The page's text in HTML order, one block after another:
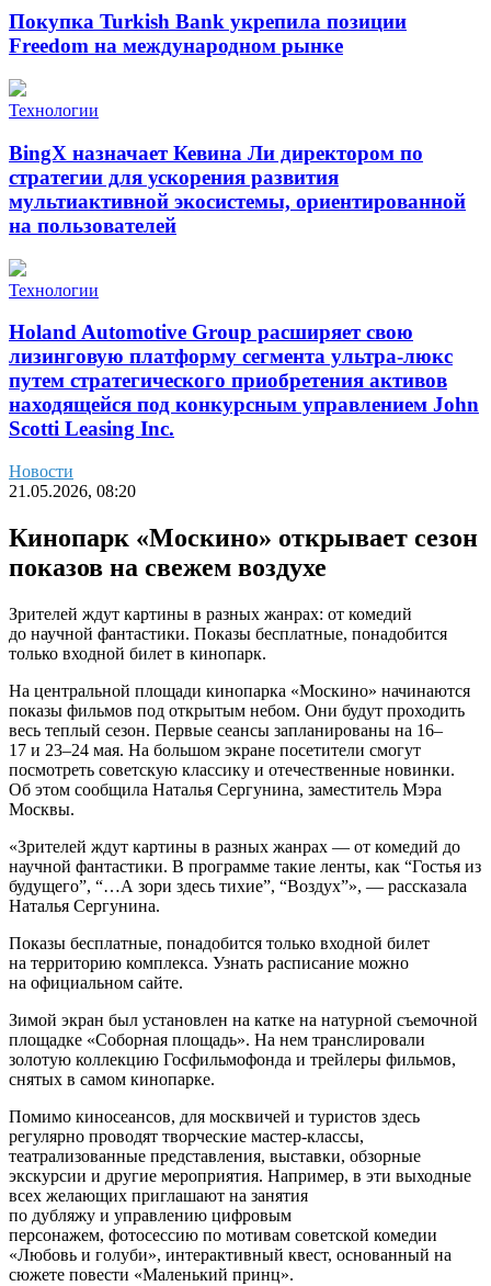
Покупка Turkish Bank укрепила позиции
Freedom на международном рынке
Технологии
BingX назначает Кевина Ли директором по
стратегии для ускорения развития
мультиактивной экосистемы, ориентированной
на пользователей
Технологии
Holand Automotive Group расширяет свою
лизинговую платформу сегмента ультра-люкс
путем стратегического приобретения активов
находящейся под конкурсным управлением John
Scotti Leasing Inc.
Новости
21.05.2026, 08:20
Кинопарк «Москино» открывает сезон
показов на свежем воздухе
Зрителей ждут картины в разных жанрах: от комедий
до научной фантастики. Показы бесплатные, понадобится
только входной билет в кинопарк.
На центральной площади кинопарка «Москино» начинаются
показы фильмов под открытым небом. Они будут проходить
весь теплый сезон. Первые сеансы запланированы на 16–
17 и 23–24 мая. На большом экране посетители смогут
посмотреть советскую классику и отечественные новинки.
Об этом сообщила Наталья Сергунина, заместитель Мэра
Москвы.
«Зрителей ждут картины в разных жанрах — от комедий до
научной фантастики. В программе такие ленты, как “Гостья из
будущего”, “…А зори здесь тихие”, “Воздух”», — рассказала
Наталья Сергунина.
Показы бесплатные, понадобится только входной билет
на территорию комплекса. Узнать расписание можно
на официальном сайте.
Зимой экран был установлен на катке на натурной съемочной
площадке «Соборная площадь». На нем транслировали
золотую коллекцию Госфильмофонда и трейлеры фильмов,
снятых в самом кинопарке.
Помимо киносеансов, для москвичей и туристов здесь
регулярно проводят творческие мастер-классы,
театрализованные представления, выставки, обзорные
экскурсии и другие мероприятия. Например, в эти выходные
всех желающих приглашают на занятия
по дубляжу и управлению цифровым
персонажем, фотосессию по мотивам советской комедии
«Любовь и голуби», интерактивный квест, основанный на
сюжете повести «Маленький принц».